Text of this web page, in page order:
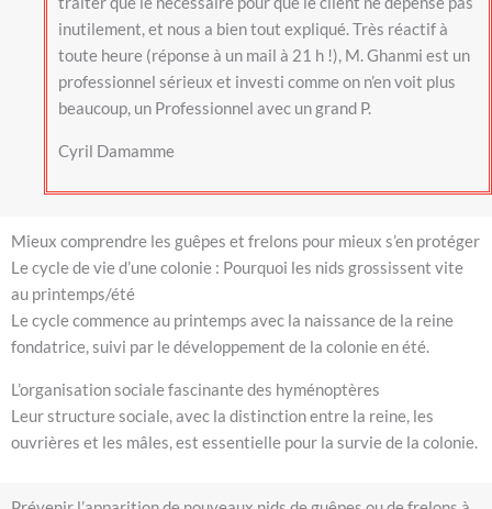
inutilement, et nous a bien tout expliqué. Très réactif à
toute heure (réponse à un mail à 21 h !), M. Ghanmi est un
professionnel sérieux et investi comme on n’en voit plus
beaucoup, un Professionnel avec un grand P.
Cyril Damamme
Mieux comprendre les guêpes et frelons pour mieux s’en protéger
Le cycle de vie d’une colonie : Pourquoi les nids grossissent vite
au printemps/été
Le cycle commence au printemps avec la naissance de la reine
fondatrice, suivi par le développement de la colonie en été.
L’organisation sociale fascinante des hyménoptères
Leur structure sociale, avec la distinction entre la reine, les
ouvrières et les mâles, est essentielle pour la survie de la colonie.